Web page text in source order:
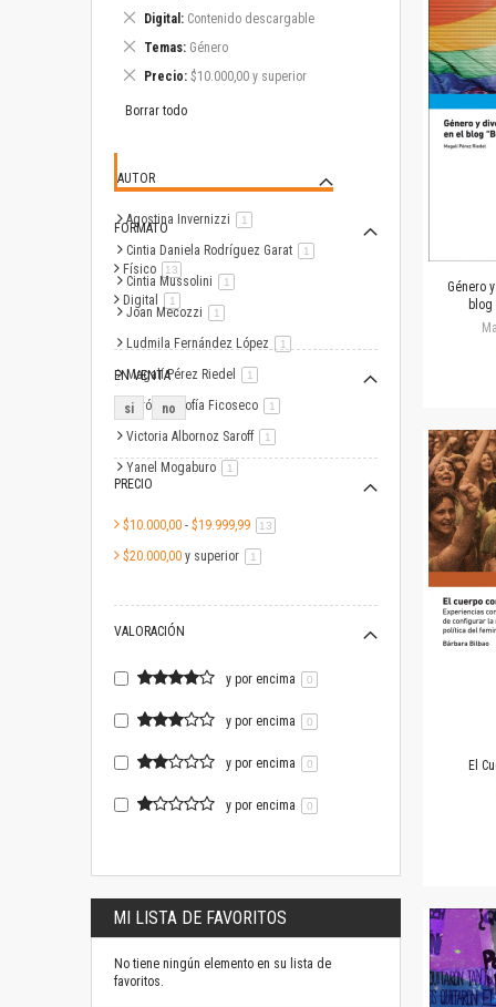
Género
blog
El
Digital
Contenido descargable
Eliminar
artículo
Temas Género
Eliminar
artículo
Precio $10.000,00 y superior
Eliminar
artículo
Borrar todo
AUTOR
Agostina Invernizzi 1
Cintia Daniela Rodríguez Garat 1
Cintia Mussolini 1
Joan Mecozzi 1
Ludmila Fernández López 1
Magalí Pérez Riedel 1
Verónica Sofía Ficoseco 1
Victoria Albornoz Saroff 1
Yanel Mogaburo 1
FORMATO
Físico 13
Digital 1
EN VENTA
si no
PRECIO
$10.000,00 - $19.999,99 13
$20.000,00 y superior 1
VALORACIÓN
y por encima 0
y por encima 0
y por encima 0
y por encima 0
MI LISTA DE FAVORITOS
No tiene ningún elemento en su lista de
favoritos.